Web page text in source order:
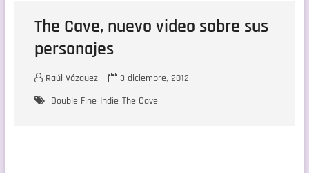
The Cave, nuevo video sobre sus
personajes
Raúl Vázquez
3 diciembre, 2012
Double Fine Indie The Cave